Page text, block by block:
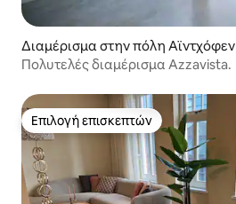
Διαμέρισμα στην πόλη Αϊντχόφεν
Πολυτελές διαμέρισμα Azzavista.
Επιλογή επισκεπτών
Επιλογή επισκεπτών